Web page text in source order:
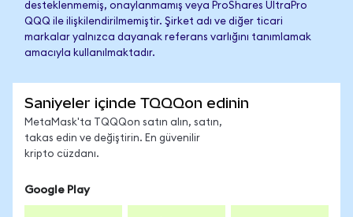
desteklenmemiş, onaylanmamış veya ProShares UltraPro
QQQ ile ilişkilendirilmemiştir. Şirket adı ve diğer ticari
markalar yalnızca dayanak referans varlığını tanımlamak
amacıyla kullanılmaktadır.
Saniyeler içinde TQQQon edinin
MetaMask'ta TQQQon satın alın, satın,
takas edin ve değiştirin. En güvenilir
kripto cüzdanı.
Google Play